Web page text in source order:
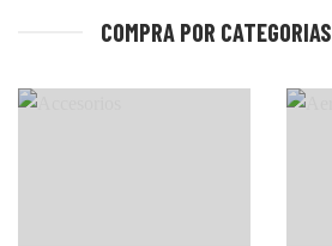
COMPRA POR CATEGORIAS